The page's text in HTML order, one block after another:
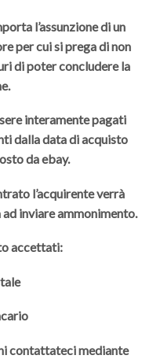
l’assunzione di un
per cui si prega di non
di poter concludere la
interamente pagati
dalla data di acquisto
da ebay.
l’acquirente verrà
inviare ammonimento.
accettati:
contattateci mediante